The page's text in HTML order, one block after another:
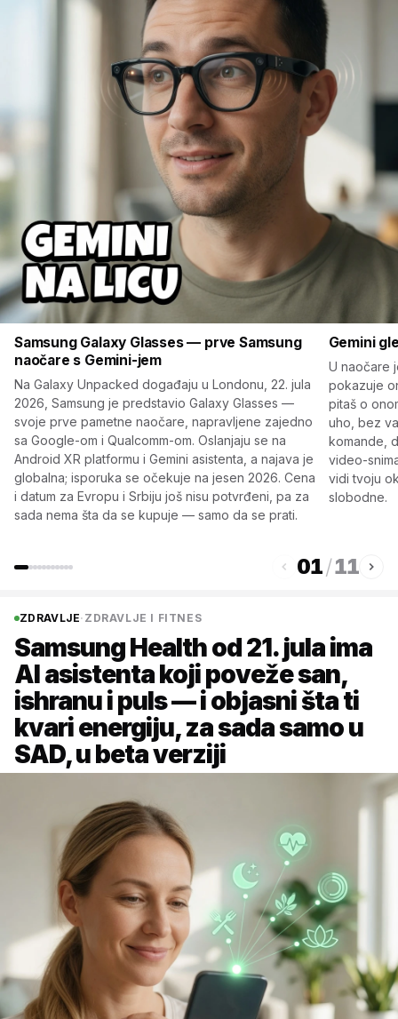
Samsung Galaxy Glasses — prve Samsung
naočare s Gemini-jem
Na Galaxy Unpacked događaju u Londonu, 22. jula
2026, Samsung je predstavio Galaxy Glasses —
svoje prve pametne naočare, napravljene zajedno
sa Google-om i Qualcomm-om. Oslanjaju se na
Android XR platformu i Gemini asistenta, a najava je
globalna; isporuka se očekuje na jesen 2026. Cena
i datum za Evropu i Srbiju još nisu potvrđeni, pa za
sada nema šta da se kupuje — samo da se prati.
Gemini
U naočare
pokazuje
pitaš o
uho, bez
komande,
video-
vidi tvoju
slobodne.
01/11
ZDRAVLJE· ZDRAVLJE I FITNES
Samsung Health od 21. jula ima
AI asistenta koji poveže san,
ishranu i puls — i objasni šta ti
kvari energiju, za sada samo u
SAD, u beta verziji